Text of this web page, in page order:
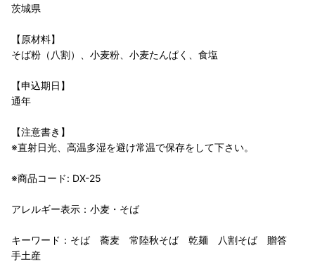
茨城県
【原材料】
そば粉（八割）、小麦粉、小麦たんぱく、食塩
【申込期日】
通年
【注意書き】
※直射日光、高温多湿を避け常温で保存をして下さい。
※商品コード: DX-25
アレルギー表示：小麦・そば
キーワード：そば 蕎麦 常陸秋そば 乾麺 八割そば 贈答
手土産